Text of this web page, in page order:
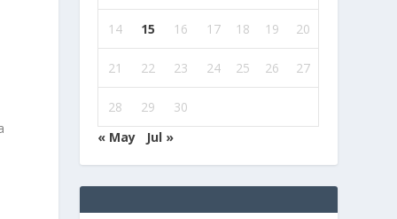
14 15 16 17 18 19 20
21 22 23 24 25 26 27
28 29
30
« May
Jul »